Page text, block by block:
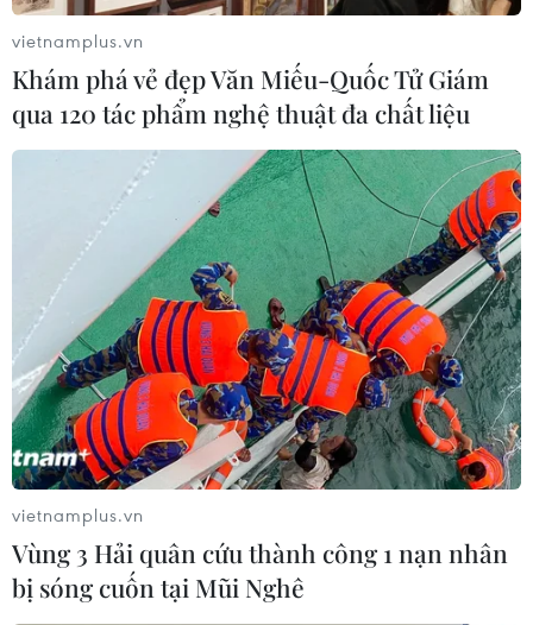
Gazprom: Việc cung cấp khí đốt cho châu
Âu qua Ukraine vẫn ổn định
07/06/2022 10:33
Theo hợp đồng của Gazprom, lượng khí đốt vận chuyển
sang Ukraine trong năm nay lên tới 40 tỷ m3, tương
đương khoảng 109,6 triệu m3/ngày.
vietnamplus.vn
Khám phá vẻ đẹp Văn Miếu-Quốc Tử Giám
qua 120 tác phẩm nghệ thuật đa chất liệu
vietnamplus.vn
Vùng 3 Hải quân cứu thành công 1 nạn nhân
bị sóng cuốn tại Mũi Nghê